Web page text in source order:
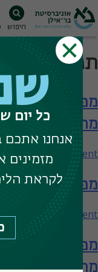
Skip
to
חיפוש
תגית חיפוש:
מפגש עם
מתקדמים
Leave a Comment
on
עם
מפגש עם
Leave a Comment
on
מפגש עם
מתקדמים
כל יום
אנחנו אתכם
מזמינים
לקראת